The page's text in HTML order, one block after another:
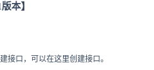
本】
接口，可以在这里创建接口。